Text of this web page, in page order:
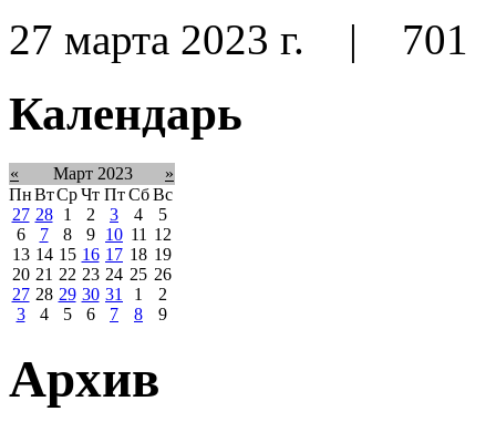
27 марта 2023 г. | 701
Календарь
« Март 2023
»
ПнВтСрЧт Пт Сб Вс
27 28 1 2 3 4
5
6
7 8 9 10 11 12
13 14 15 16 17 18 19
20 21 22 23 24 25 26
27 28 29 30 31 1
2
3
4 5 6 7 8 9
Архив